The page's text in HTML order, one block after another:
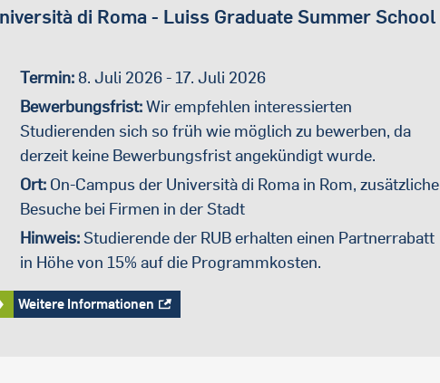
di Roma - Luiss Graduate Summer School
Termin: 8. Juli 2026 - 17. Juli 2026
Bewerbungsfrist:Wir empfehlen interessierten
Studierenden sich so früh wie möglich zu bewerben, da
derzeit keine Bewerbungsfrist angekündigt wurde.
Ort: On-Campus der Università di Roma in Rom, zusätzliche
Besuche bei Firmen in der Stadt
Hinweis:Studierende der RUB erhalten einen Partnerrabatt
in Höhe von 15% auf die Programmkosten.
Weitere Informationen